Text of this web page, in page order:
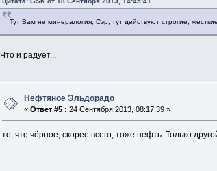
Тут Вам не минералогия, Сэр, тут действуют строгие,
Что и радует...
Нефтяное Эльдорадо
«Ответ #5 : 24 Сентября 2013, 08:17:39 »
то, что чёрное, скорее всего, тоже нефть. Только